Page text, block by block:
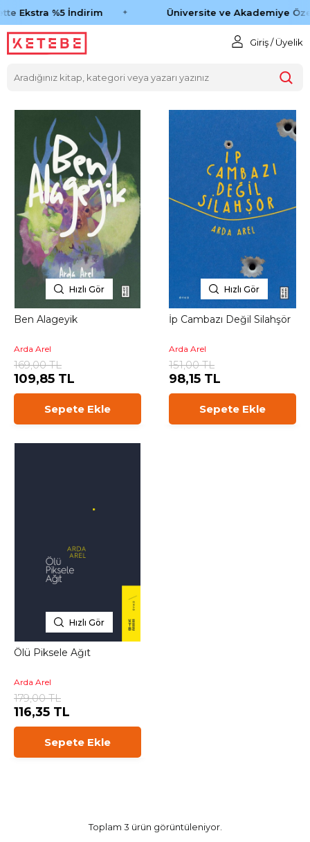
Ekstra %5 İndirim Üniversite ve Akademiye
Giriş / Üyelik
Hızlı Gör
Ben Alageyik
Arda Arel
169,00 TL
109,85 TL
Sepete Ekle
Hızlı Gör
İp Cambazı Değil Silahşör
Arda Arel
151,00 TL
98,15 TL
Sepete Ekle
Hızlı Gör
Ölü Piksele Ağıt
Arda Arel
179,00 TL
116,35 TL
Sepete Ekle
Toplam 3 ürün görüntüleniyor.